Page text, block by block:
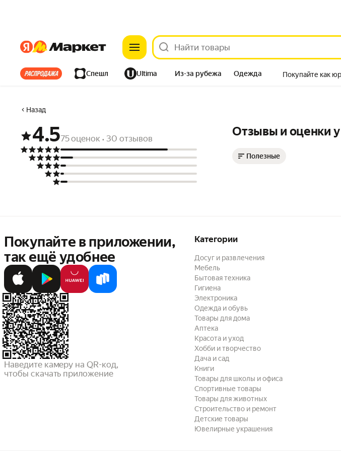
ЯндексЯндекс
Все хиты Спешл Ultima Из-за рубежа Одежда Покупайте как
Назад
4.575 оценок • 30 отзывов Отзывы и оценки
Полезные
Покупайте в приложении,
так ещё удобнее
Наведите камеру на QR-код,
чтобы скачать приложение
Категории
Досуг и развлечения
Мебель
Бытовая техника
Гигиена
Электроника
Одежда и обувь
Товары для дома
Аптека
Красота и уход
Хобби и творчество
Дача и сад
Книги
Товары для школы и офиса
Спортивные товары
Товары для животных
Строительство и ремонт
Детские товары
Ювелирные украшения